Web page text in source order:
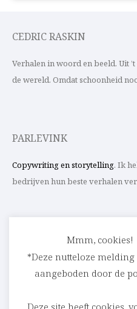
CEDRIC RASKIN
Verhalen in woord en beeld. Uit
de wereld. Omdat schoonheid
PARLEVINK
Copywriting en storytelling. Ik
bedrijven hun beste verhalen
Schrijf ik straks mee aan jouw
heel graag op
cedric@parlevink.be
Mmm, cookies!
*Deze nutteloze
aangeboden door de